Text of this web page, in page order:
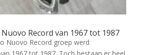
Record van 1967 tot 1987
Nuovo Record groep werd